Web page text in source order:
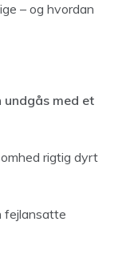
– og hvordan
undgås med et
rigtig dyrt
fejlansatte